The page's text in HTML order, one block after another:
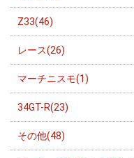
Z33(46)
レース(26)
マーチニスモ(1)
34GT-R(23)
その他(48)